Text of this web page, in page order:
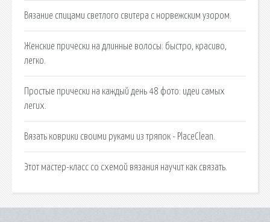
Вязание спицами светлого свитера с норвежским узором.
Женские прически на длинные волосы: быстро, красиво,
легко.
Простые прически на каждый день 48 фото: идеи самых
легих.
Вязать коврики своими руками из тряпок - PlaceClean.
Этот мастер-класс со схемой вязания научит как связать.